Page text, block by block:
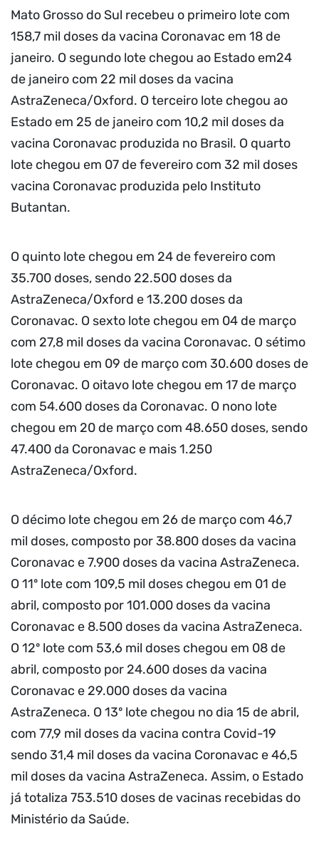
Mato Grosso do Sul recebeu o primeiro lote com
158,7 mil doses da vacina Coronavac em 18 de
janeiro. O segundo lote chegou ao Estado em24
de janeiro com 22 mil doses da vacina
AstraZeneca/Oxford. O terceiro lote chegou ao
Estado em 25 de janeiro com 10,2 mil doses da
vacina Coronavac produzida no Brasil. O quarto
lote chegou em 07 de fevereiro com 32 mil doses
vacina Coronavac produzida pelo Instituto
Butantan.
O quinto lote chegou em 24 de fevereiro com
35.700 doses, sendo 22.500 doses da
AstraZeneca/Oxford e 13.200 doses da
Coronavac. O sexto lote chegou em 04 de março
com 27,8 mil doses da vacina Coronavac. O sétimo
lote chegou em 09 de março com 30.600 doses de
Coronavac. O oitavo lote chegou em 17 de março
com 54.600 doses da Coronavac. O nono lote
chegou em 20 de março com 48.650 doses, sendo
47.400 da Coronavac e mais 1.250
AstraZeneca/Oxford.
O décimo lote chegou em 26 de março com 46,7
mil doses, composto por 38.800 doses da vacina
Coronavac e 7.900 doses da vacina AstraZeneca.
O 11º lote com 109,5 mil doses chegou em 01 de
abril, composto por 101.000 doses da vacina
Coronavac e 8.500 doses da vacina AstraZeneca.
O 12º lote com 53,6 mil doses chegou em 08 de
abril, composto por 24.600 doses da vacina
Coronavac e 29.000 doses da vacina
AstraZeneca. O 13º lote chegou no dia 15 de abril,
com 77,9 mil doses da vacina contra Covid-19
sendo 31,4 mil doses da vacina Coronavac e 46,5
mil doses da vacina AstraZeneca. Assim, o Estado
já totaliza 753.510 doses de vacinas recebidas do
Ministério da Saúde.